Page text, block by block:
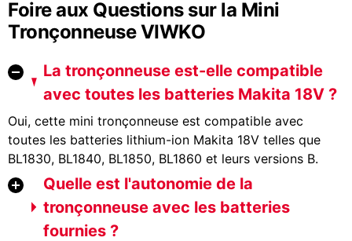
Foire aux Questions sur la Mini
Tronçonneuse VIWKO
La tronçonneuse est-elle compatible
avec toutes les batteries Makita 18V ?
Oui, cette mini tronçonneuse est compatible avec
toutes les batteries lithium-ion Makita 18V telles que
BL1830, BL1840, BL1850, BL1860 et leurs versions B.
Quelle est l'autonomie de la
tronçonneuse avec les batteries
fournies ?